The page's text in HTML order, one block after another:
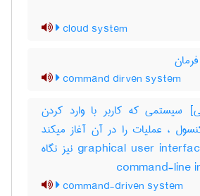
cloud system
command dirven system
سیستمی که کاربر با وارد کردن
، عملیات را در آن آغاز میکند
مقایسه کنید با ‎graphical user interface نیز نگاه
command-driven system